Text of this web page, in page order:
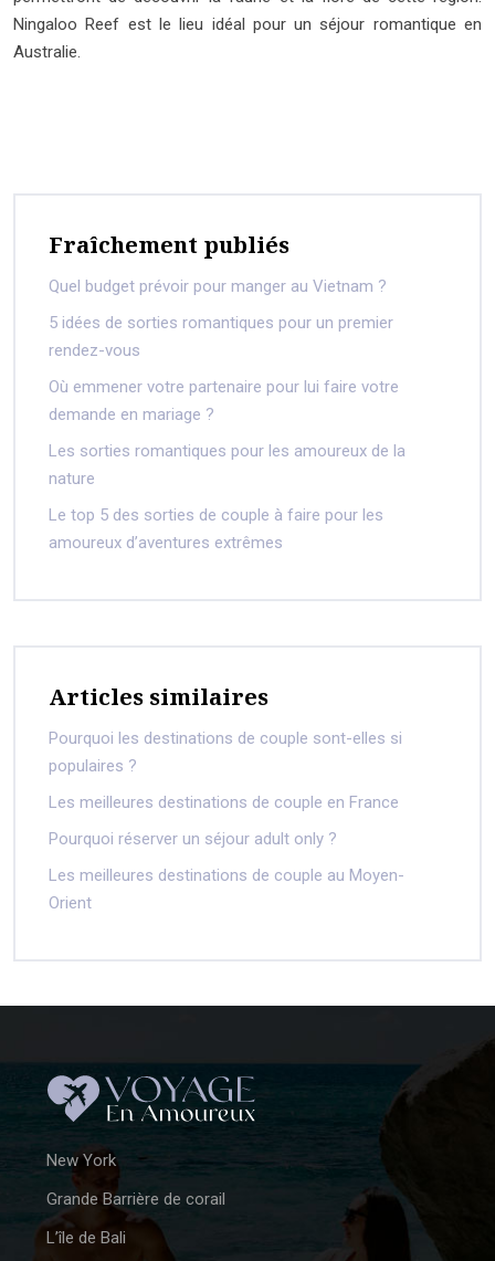
Ningaloo Reef est le lieu idéal pour un séjour romantique en
Australie.
Fraîchement publiés
Quel budget prévoir pour manger au Vietnam ?
5 idées de sorties romantiques pour un premier
rendez-vous
Où emmener votre partenaire pour lui faire votre
demande en mariage ?
Les sorties romantiques pour les amoureux de la
nature
Le top 5 des sorties de couple à faire pour les
amoureux d’aventures extrêmes
Articles similaires
Pourquoi les destinations de couple sont-elles si
populaires ?
Les meilleures destinations de couple en France
Pourquoi réserver un séjour adult only ?
Les meilleures destinations de couple au Moyen-
Orient
New York
Grande Barrière de corail
L’île de Bali